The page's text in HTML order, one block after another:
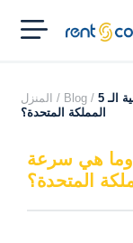
RENT'N
CONNECT
المنزل / Blog / ما هو الواي فاي بتقنية الـ 5G وما هي سرعة شبكات الـ 5G في
المملكة المتحدة؟
ما هو الواي فاي بتقنية الـ 5G وما هي سرعة